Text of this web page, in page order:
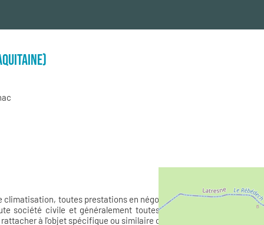
toutes prestations en négoce d'entretien et travaux
société civile et généralement toutes opérations financières
à l'objet spécifique ou similaire ou connexe.